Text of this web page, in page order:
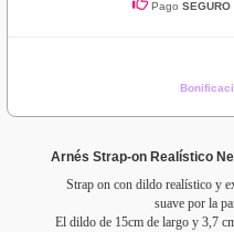
Pago SEGURO
Arnés Strap-on Realístico
Strap on con dildo realístico y
suave por la
El dildo de 15cm de largo y 3,7